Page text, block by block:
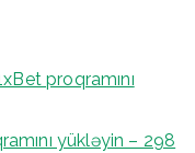
proqramını
yükləyin – 298